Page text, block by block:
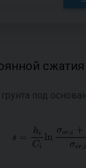
сжатия
под